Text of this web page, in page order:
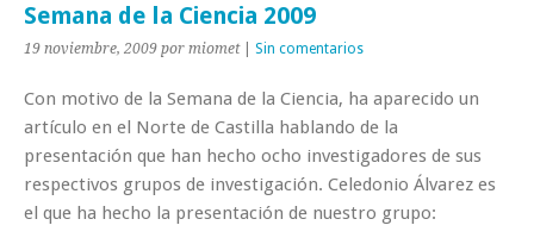
Semana de la Ciencia 2009
19 noviembre, 2009 por miomet| Sin comentarios
Con motivo de la Semana de la Ciencia, ha aparecido un
artículo en el Norte de Castilla hablando de la
presentación que han hecho ocho investigadores de sus
respectivos grupos de investigación. Celedonio Álvarez es
el que ha hecho la presentación de nuestro grupo: